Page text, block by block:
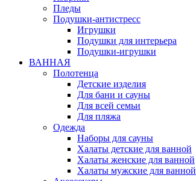
Пледы
Подушки-антистресс
Игрушки
Подушки для интерьера
Подушки-игрушки
ВАННАЯ
Полотенца
Детские изделия
Для бани и сауны
Для всей семьи
Для пляжа
Одежда
Наборы для сауны
Халаты детские для ванной
Халаты женские для ванной
Халаты мужские для ванной